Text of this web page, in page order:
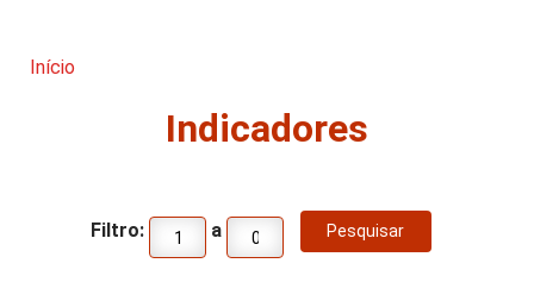
Início
Indicadores
Filtro: a